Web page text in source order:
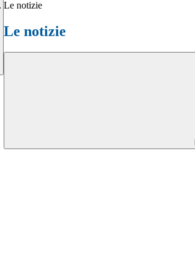
Le notizie
Le notizie